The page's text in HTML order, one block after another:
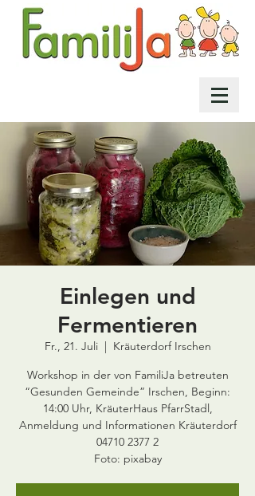
Einlegen und
Fermentieren
Fr., 21. Juli
  |
Kräuterdorf Irschen
Workshop in der von FamiliJa betreuten
“Gesunden Gemeinde” Irschen, Beginn:
14:00 Uhr, KräuterHaus PfarrStadl,
Anmeldung und Informationen Kräuterdorf
04710 2377 2
Foto: pixabay